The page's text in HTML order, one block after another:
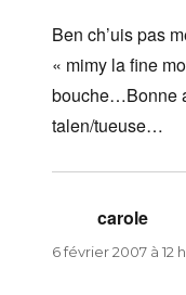
Ben ch’uis pas
« mimy la fine
bouche…Bonne
talen/tueuse…
carole
6 février 2007 à 12